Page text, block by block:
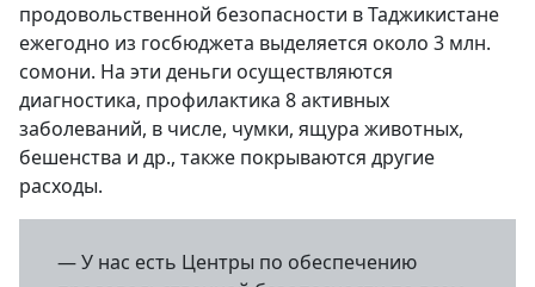
продовольственной безопасности в Таджикистане
ежегодно из госбюджета выделяется около 3 млн.
сомони. На эти деньги осуществляются
диагностика, профилактика 8 активных
заболеваний, в числе, чумки, ящура животных,
бешенства и др., также покрываются другие
расходы.
— У нас есть Центры по обеспечению